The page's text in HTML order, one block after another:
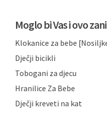
možete
primjenu
privatnost
podataka te
trećim
možete u
dane
Moglo bi Vas i ovo
Klokanice za bebe
Dječji bicikli
Tobogani za djecu
Hranilice Za Bebe
Dječji kreveti na kat